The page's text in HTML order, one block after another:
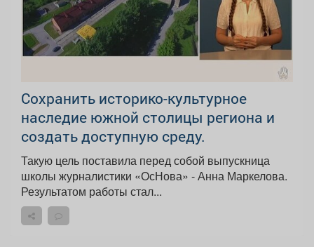
Сохранить историко-культурное
наследие южной столицы региона и
создать доступную среду.
Такую цель поставила перед собой выпускница
школы журналистики «ОсНова» - Анна Маркелова.
Результатом работы стал...